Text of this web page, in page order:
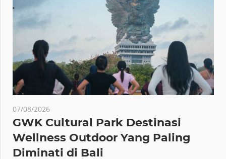
07/08/2026
GWK Cultural Park Destinasi
Wellness Outdoor Yang Paling
Diminati di Bali